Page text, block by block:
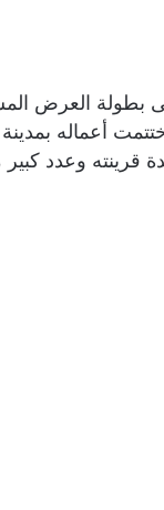
بطولة العرض
أعماله
وعدد كبير